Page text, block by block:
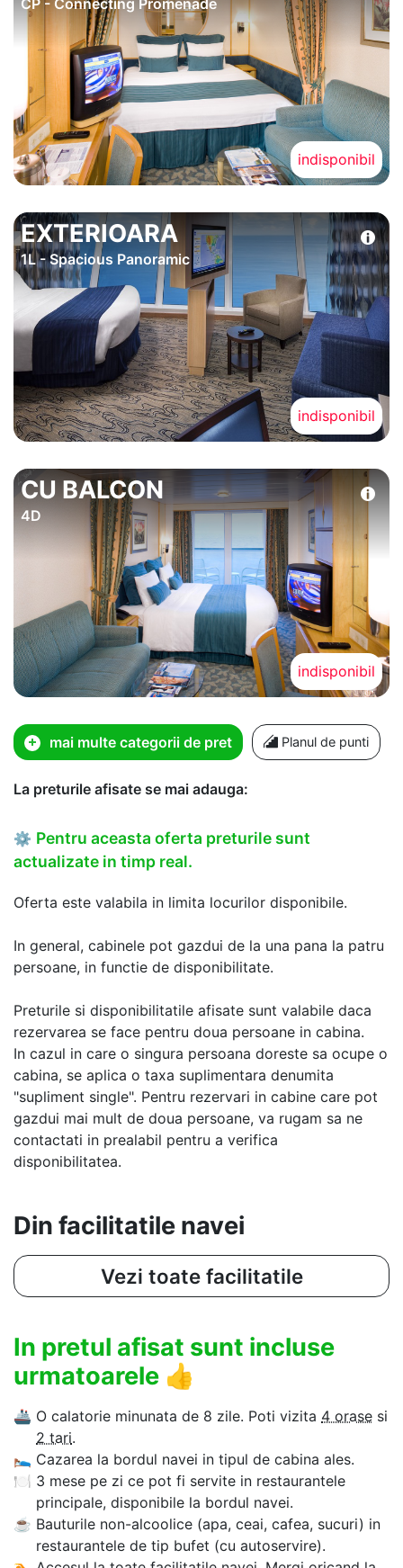
indisponibil
EXTERIOARA
1L - Spacious Panoramic
indisponibil
CU BALCON
4D
indisponibil
mai multe categorii de pret Planul de punti
La preturile afisate se mai adauga:
⚙ Pentru aceasta oferta preturile sunt
actualizate in timp real.
Oferta este valabila in limita locurilor disponibile.
In general, cabinele pot gazdui de la una pana la patru
persoane, in functie de disponibilitate.
Preturile si disponibilitatile afisate sunt valabile daca
rezervarea se face pentru doua persoane in cabina.
In cazul in care o singura persoana doreste sa ocupe o
cabina, se aplica o taxa suplimentara denumita
"supliment single". Pentru rezervari in cabine care pot
gazdui mai mult de doua persoane, va rugam sa ne
contactati in prealabil pentru a verifica
disponibilitatea.
Din facilitatile navei
Vezi toate facilitatile
In pretul afisat sunt incluse
urmatoarele 👍
🚢 O calatorie minunata de 8 zile. Poti vizita 4 orase si
2 tari.
🛌 Cazarea la bordul navei in tipul de cabina ales.
🍽 3 mese pe zi ce pot fi servite in restaurantele
principale, disponibile la bordul navei.
☕ Bauturile non-alcoolice (apa, ceai, cafea, sucuri) in
restaurantele de tip bufet (cu autoservire).